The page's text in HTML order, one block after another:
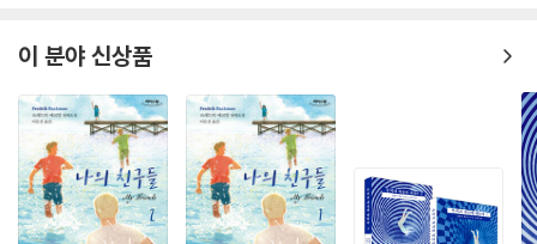
사람으로 돌아오기를, 언니와 함께 크리스마스트리를 장식하기를 소망한
다. 갖은 고난 앞에서도 희망을 품고 서로를 포기하지 않고 돌보고 사랑하
려고 하는 점이 이 작품을 슬프고도 아름답게 한다. 가장 어두운 밤에도 빛
나는 별과 같던 로냐의 꿈은 여느 희망들처럼 산산이 부서지게 될까, 아니
면 기적처럼 눈부신 빛을 발하게 될까.
우리는 무엇을 기꺼이 바라보며 어떤 것에 차라리 눈을 감는가
이 분야 신상품